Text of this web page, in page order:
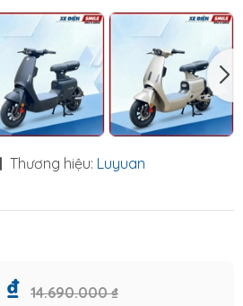
| Thương hiệu: Luyuan
14.690.000 ₫